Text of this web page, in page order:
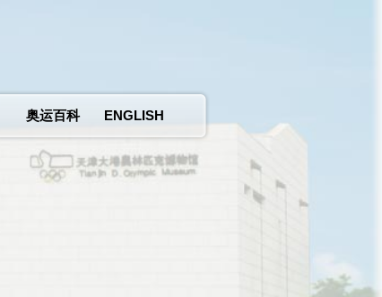
奥运百科 ENGLISH